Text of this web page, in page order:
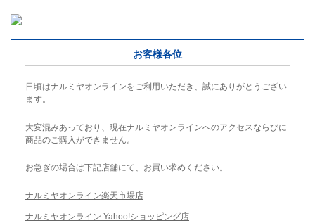
お客様各位
日頃はナルミヤオンラインをご利用いただき、誠にありがとうござい
ます。
大変混みあっており、現在ナルミヤオンラインへのアクセスならびに
商品のご購入ができません。
お急ぎの場合は下記店舗にて、お買い求めください。
ナルミヤオンライン楽天市場店
ナルミヤオンライン Yahoo!ショッピング店